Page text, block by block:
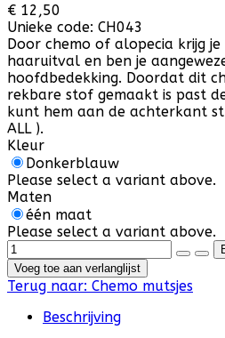
€ 12,50
Unieke code: CH043
Door chemo of alopecia krijg
haaruitval en ben je
hoofdbedekking. Doordat dit
rekbare stof gemaakt is past
kunt hem aan de achterkant
ALL ).
Kleur
Donkerblauw
Please select a variant above.
Maten
één maat
Please select a variant above.
Voeg toe aan verlanglijst
Terug naar: Chemo mutsjes
Beschrijving